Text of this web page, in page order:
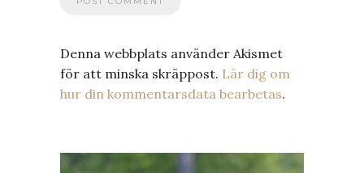
Denna webbplats använder Akismet
för att minska skräppost. Lär dig om
hur din kommentarsdata bearbetas.